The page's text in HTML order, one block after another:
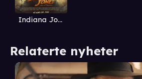
Indiana Jones and the Dial of Destiny
Relaterte nyheter